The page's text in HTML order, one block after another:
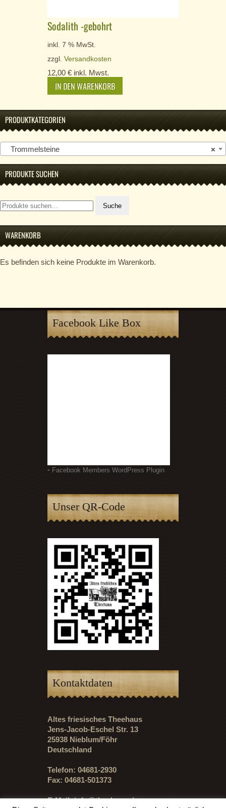
Sodalith -gebohrt
inkl. 7 % MwSt.
zzgl. Versandkosten
12,00 € inkl. Mwst.
IN DEN WARENKORB
PRODUKTKATEGORIEN
×
Trommelsteine
PRODUKTE SUCHEN
Suche
nach:
Suche
WARENKORB
Es befinden sich keine Produkte im Warenkorb.
Facebook Like Box
- Facebook Members WordPress Plugin
Unser QR-Code
Kontaktdaten
Altes friesisches Theehaus
Jens-Jacob-Eschel Str. 13
25938 Nieblum/Föhr
Deutschland
Telefon: 04681-2930
Fax: 04681-501373
E-Mail:info@theehaus.de